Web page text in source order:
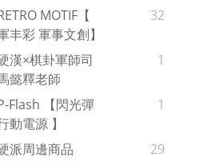
MOTIF【
丰彩 軍事文創】
32
漢×棋卦軍師司
懿釋老師
1
Flash 【閃光彈
動電源 】
1
派周邊商品
29